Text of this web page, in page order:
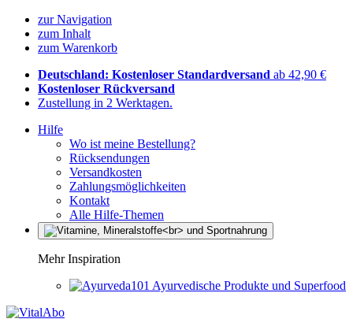
zur Navigation
zum Inhalt
zum Warenkorb
Deutschland: Kostenloser Standardversand ab 42,90 €
Kostenloser Rückversand
Zustellung in 2 Werktagen.
Hilfe
Wo ist meine Bestellung?
Rücksendungen
Versandkosten
Zahlungsmöglichkeiten
Kontakt
Alle Hilfe-Themen
Mehr Inspiration
Ayurvedische Produkte und Superfood